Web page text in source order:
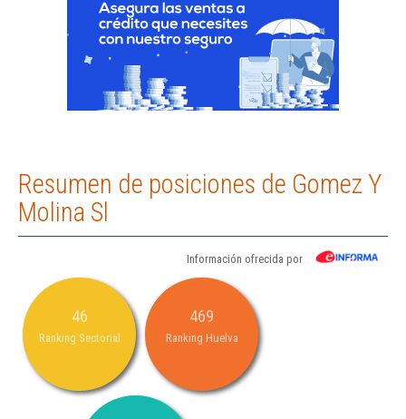
Resumen de posiciones de Gomez Y
Molina Sl
Información ofrecida por
46
Ranking Sectorial
469
Ranking Huelva